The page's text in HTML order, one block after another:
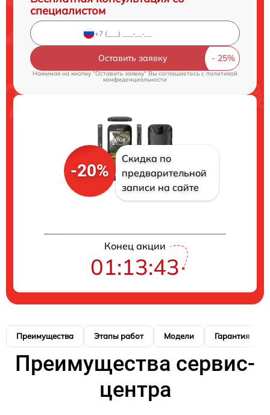
специалистом
Оставить заявку
Нажимая на кнопку "Оставить заявку" Вы соглашаетесь c политикой
конфиденциальности
-20%
Скидка по
предварительной
записи на сайте
Конец акции
01:13:42
Преимущества Этапы работ Модели Гарантия
Преимущества сервис-
центра